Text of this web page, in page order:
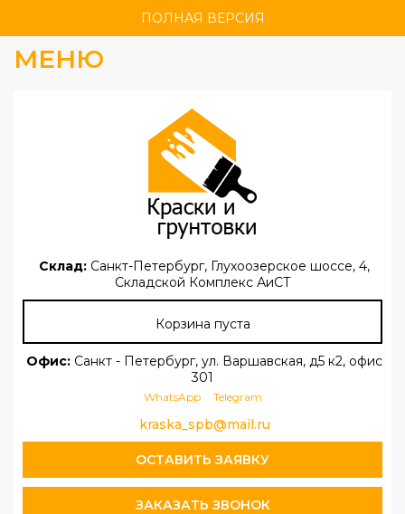
ПОЛНАЯ ВЕРСИЯ
МЕНЮ
Склад: Санкт-Петербург, Глухоозерское шоссе, 4,
Складской Комплекс АиСТ
Корзина пуста
Офис: Санкт - Петербург, ул. Варшавская, д5 к2, офис
301
WhatsApp Telegram
kraska_spb@mail.ru
ОСТАВИТЬ ЗАЯВКУ
ЗАКАЗАТЬ ЗВОНОК